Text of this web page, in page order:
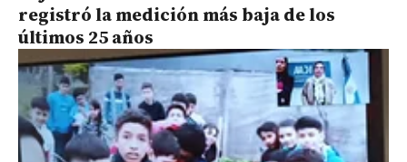
registró la medición más baja de los
últimos 25 años